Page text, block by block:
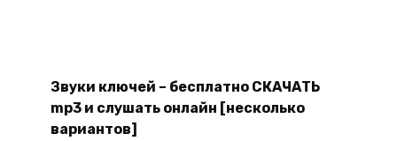
Звуки ключей – бесплатно СКАЧАТЬ
mp3 и слушать онлайн [несколько
вариантов]